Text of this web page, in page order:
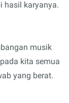
hasil karyanya.
musik
kita semua
yang berat.